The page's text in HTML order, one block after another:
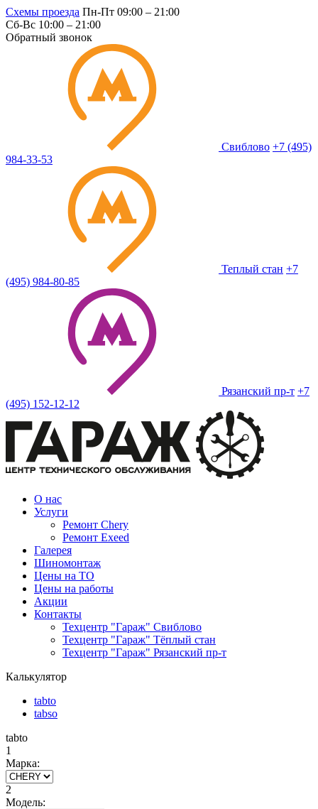
Схемы проезда Пн-Пт 09:00 – 21:00
Сб-Вс 10:00 – 21:00
Обратный звонок
Свиблово +7 (495)
984-33-53
Теплый стан +7
(495) 984-80-85
Рязанский пр-т +7
(495) 152-12-12
О нас
Услуги
Ремонт Chery
Ремонт Exeed
Галерея
Шиномонтаж
Цены на ТО
Цены на работы
Акции
Контакты
Техцентр "Гараж" Свиблово
Техцентр "Гараж" Тёплый стан
Техцентр "Гараж" Рязанский пр-т
Калькулятор
tabto
tabso
tabto
1
Марка:
2
Модель: